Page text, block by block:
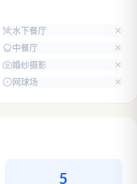
水下餐厅
中餐厅
婚纱摄影
网球场
5